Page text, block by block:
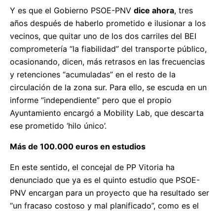
Y es que el Gobierno PSOE-PNV dice ahora, tres
años después de haberlo prometido e ilusionar a los
vecinos, que quitar uno de los dos carriles del BEI
comprometería “la fiabilidad” del transporte público,
ocasionando, dicen, más retrasos en las frecuencias
y retenciones “acumuladas” en el resto de la
circulación de la zona sur. Para ello, se escuda en un
informe “independiente” pero que el propio
Ayuntamiento encargó a Mobility Lab, que descarta
ese prometido ‘hilo único’.
Más de 100.000 euros en estudios
En este sentido, el concejal de PP Vitoria ha
denunciado que ya es el quinto estudio que PSOE-
PNV encargan para un proyecto que ha resultado ser
“un fracaso costoso y mal planificado”, como es el